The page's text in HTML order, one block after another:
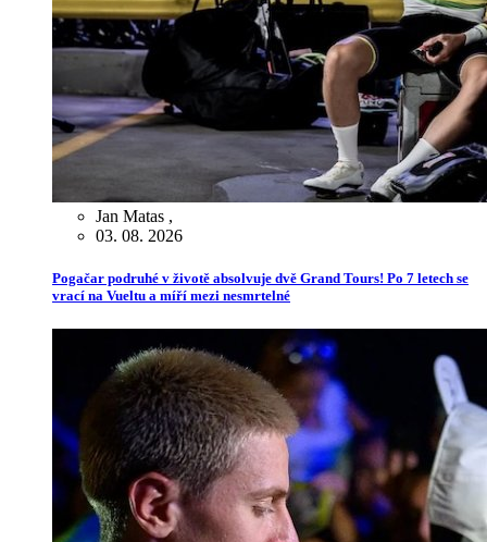
Jan Matas ,
03. 08. 2026
Pogačar podruhé v životě absolvuje dvě Grand Tours! Po 7 letech se
vrací na Vueltu a míří mezi nesmrtelné